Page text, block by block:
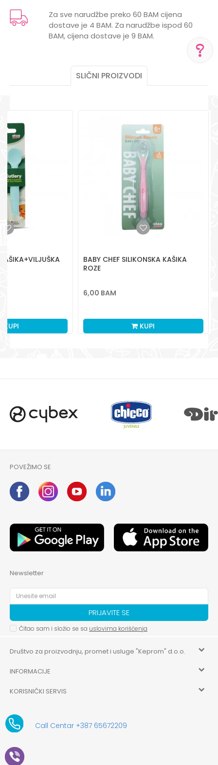
POMOĆ PRI KUPOVINI
Radno vreme
Pon-Subota: 09:00-
15:00h
Pišite nam
aksaonlinebih@aksabih.ba
Za sve narudžbe preko 60 BAM cijena
dostave je 4 BAM. Za narudžbe ispod 60
BAM, cijena dostave je 9 BAM.
SLIČNI PROIZVODI
KUPI
BABY CHEF SILIKONSKA KAŠIKA
ROZE
6,00 BAM
KUPI
POVEŽIMO SE
Newsletter
PRIJAVITE SE
Čitao sam i složio se sa uslovima korišćenja
Društvo za proizvodnju, promet i usluge "Keprom" d.o.o.
HILANDARSKA 32, ISTOČNO NOVO SARAJEVO, ISTOČNO
aksaonlinebih@aksabih.ba
5514802214205743
61-01-0052-11
INFORMACIJE
Zaposlenje
KORISNIČKI SERVIS
Uslovi korišćenja i prodaje
Kako kupiti
Call Centar +387 65672209